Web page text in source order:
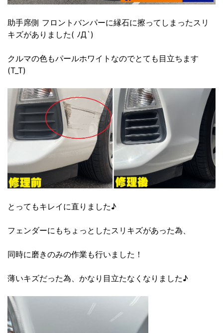
助手席側 フロントバンパーに縁石に擦ってしまったスリ
キズがありました( ﾉД`)
クルマの色もパールホワイトなのでとても目立ちます
(T_T)
とってもキレイに直りました♪
フェンダーにもちょっとしたスリキズがあった為、
同時に磨きのみの作業も行いました！
薄いキズだった為、かなり目立たなくなりました♪